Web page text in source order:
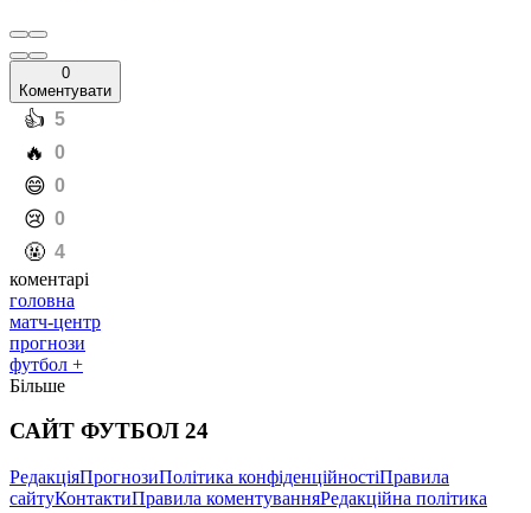
0
Коментувати
️👍 5
️🔥 0
️😄 0
️😢 0
️🤬 4
коментарі
головна
матч-центр
прогнози
футбол +
Більше
САЙТ ФУТБОЛ 24
РедакціяПрогнозиПолітика конфіденційностіПравила
сайтуКонтактиПравила коментуванняРедакційна політика